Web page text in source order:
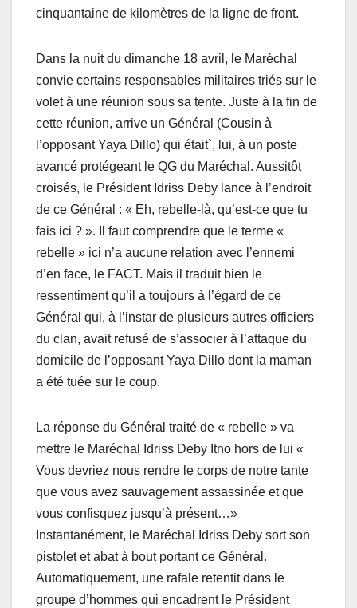
cinquantaine de kilomètres de la ligne de front.
Dans la nuit du dimanche 18 avril, le Maréchal
convie certains responsables militaires triés sur le
volet à une réunion sous sa tente. Juste à la fin de
cette réunion, arrive un Général (Cousin à
l’opposant Yaya Dillo) qui était`, lui, à un poste
avancé protégeant le QG du Maréchal. Aussitôt
croisés, le Président Idriss Deby lance à l’endroit
de ce Général : « Eh, rebelle-là, qu’est-ce que tu
fais ici ? ». Il faut comprendre que le terme «
rebelle » ici n’a aucune relation avec l’ennemi
d’en face, le FACT. Mais il traduit bien le
ressentiment qu’il a toujours à l’égard de ce
Général qui, à l’instar de plusieurs autres officiers
du clan, avait refusé de s’associer à l’attaque du
domicile de l’opposant Yaya Dillo dont la maman
a été tuée sur le coup.
La réponse du Général traité de « rebelle » va
mettre le Maréchal Idriss Deby Itno hors de lui «
Vous devriez nous rendre le corps de notre tante
que vous avez sauvagement assassinée et que
vous confisquez jusqu’à présent…»
Instantanément, le Maréchal Idriss Deby sort son
pistolet et abat à bout portant ce Général.
Automatiquement, une rafale retentit dans le
groupe d’hommes qui encadrent le Président